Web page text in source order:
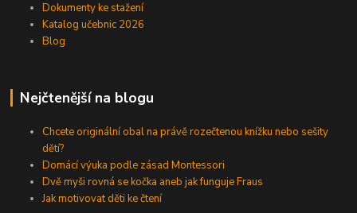
Dokumenty ke stažení
Katalog učebnic 2026
Blog
Nejčtenější na blogu
Chcete originální obal na právě rozečtenou knížku nebo sešity
dětí?
Domácí výuka podle zásad Montessori
Dvě myši rovná se kočka aneb jak funguje Fraus
Jak motivovat děti ke čtení